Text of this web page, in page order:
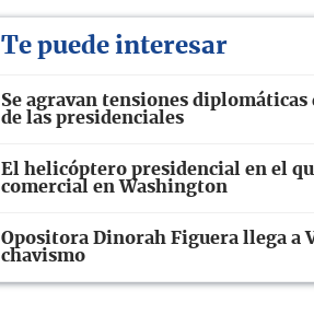
Te puede interesar
Se agravan tensiones
de las presidenciales
El helicóptero presidencial en el
comercial en Washington
Opositora Dinorah Figuera llega a
chavismo